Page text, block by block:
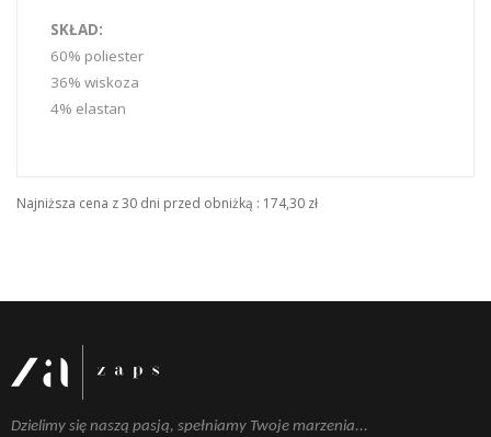
SKŁAD:
60% poliester
36% wiskoza
4% elastan
Najniższa cena z 30 dni przed obniżką : 174,30 zł
Dzielimy się naszą pasją, spełniamy Twoje marzenia...